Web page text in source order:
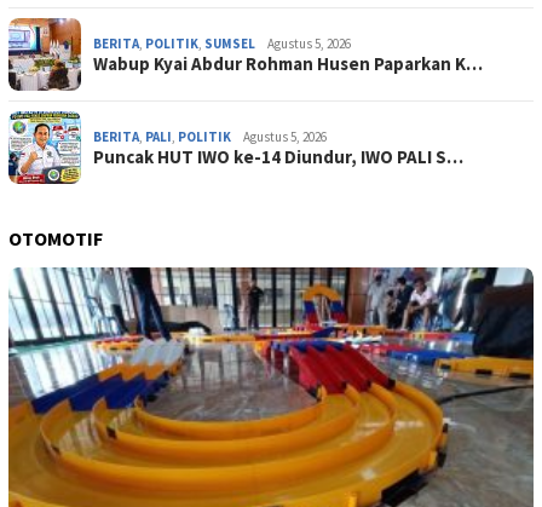
BERITA, POLITIK, SUMSEL Agustus 5, 2026
Wabup Kyai Abdur Rohman Husen Paparkan K…
BERITA, PALI, POLITIK Agustus 5, 2026
Puncak HUT IWO ke-14 Diundur, IWO PALI S…
OTOMOTIF